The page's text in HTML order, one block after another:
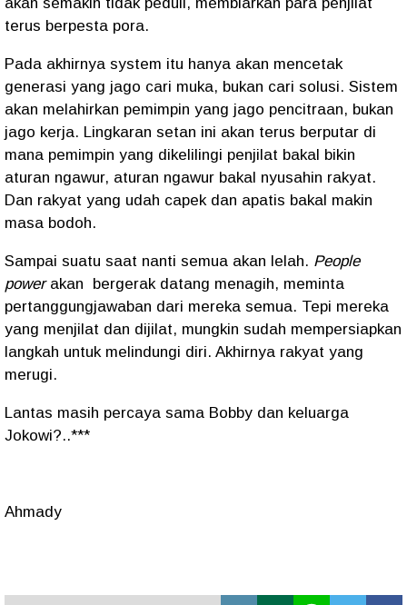
terus berpesta pora.
Pada akhirnya system itu hanya akan mencetak
generasi yang jago cari muka, bukan cari solusi. Sistem
akan melahirkan pemimpin yang jago pencitraan, bukan
jago kerja. Lingkaran setan ini akan terus berputar di
mana pemimpin yang dikelilingi penjilat bakal bikin
aturan ngawur, aturan ngawur bakal nyusahin rakyat.
Dan rakyat yang udah capek dan apatis bakal makin
masa bodoh.
Sampai suatu saat nanti semua akan lelah. People
power akan
bergerak datang menagih, meminta
pertanggungjawaban dari mereka semua. Tepi mereka
yang menjilat dan dijilat, mungkin sudah mempersiapkan
langkah untuk melindungi diri. Akhirnya rakyat yang
merugi.
Lantas masih percaya sama Bobby dan keluarga
Jokowi?..***
Ahmady